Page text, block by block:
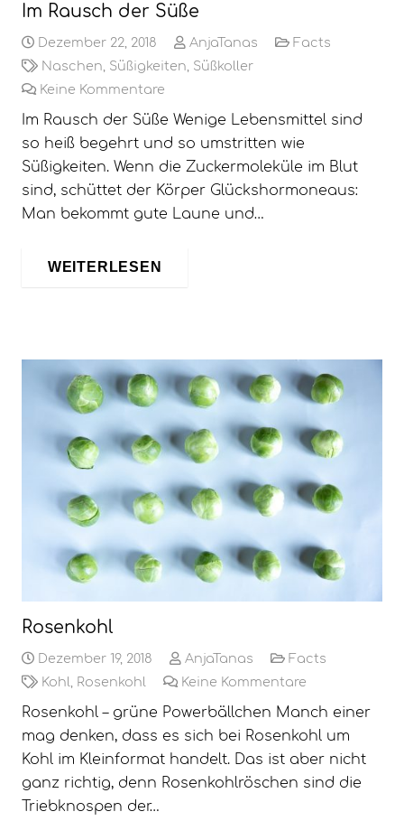
Im Rausch der Süße
Dezember 22, 2018 AnjaTanas
Facts
Naschen Süßigkeiten Süßkoller
Keine Kommentare
Im Rausch der Süße Wenige Lebensmittel sind
so heiß begehrt und so umstritten wie
Süßigkeiten. Wenn die Zuckermoleküle im Blut
sind, schüttet der Körper Glückshormoneaus:
Man bekommt gute Laune und…
WEITERLESEN
Rosenkohl
Dezember 19, 2018 AnjaTanas
Facts
Kohl
Rosenkohl Keine Kommentare
Rosenkohl – grüne Powerbällchen Manch einer
mag denken, dass es sich bei Rosenkohl um
Kohl im Kleinformat handelt. Das ist aber nicht
ganz richtig, denn Rosenkohlröschen sind die
Triebknospen der…